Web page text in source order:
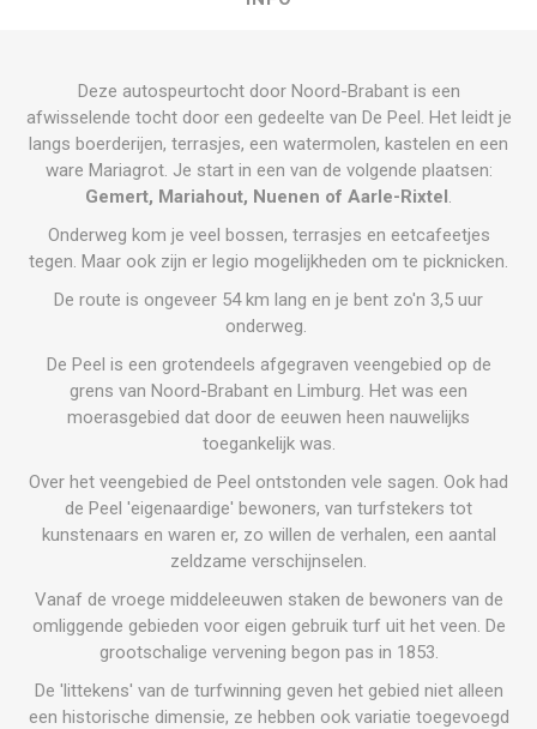
Deze autospeurtocht door Noord-Brabant is een
afwisselende tocht door een gedeelte van De Peel. Het leidt je
langs boerderijen, terrasjes, een watermolen, kastelen en een
ware Mariagrot. Je start in een van de volgende plaatsen:
Gemert, Mariahout, Nuenen of Aarle-Rixtel.
Onderweg kom je veel bossen, terrasjes en eetcafeetjes
tegen. Maar ook zijn er legio mogelijkheden om te picknicken.
De route is ongeveer 54 km lang en je bent zo'n 3,5 uur
onderweg.
De Peel is een grotendeels afgegraven veengebied op de
grens van Noord-Brabant en Limburg. Het was een
moerasgebied dat door de eeuwen heen nauwelijks
toegankelijk was.
Over het veengebied de Peel ontstonden vele sagen. Ook had
de Peel 'eigenaardige' bewoners, van turfstekers tot
kunstenaars en waren er, zo willen de verhalen, een aantal
zeldzame verschijnselen.
Vanaf de vroege middeleeuwen staken de bewoners van de
omliggende gebieden voor eigen gebruik turf uit het veen. De
grootschalige vervening begon pas in 1853.
De 'littekens' van de turfwinning geven het gebied niet alleen
een historische dimensie, ze hebben ook variatie toegevoegd